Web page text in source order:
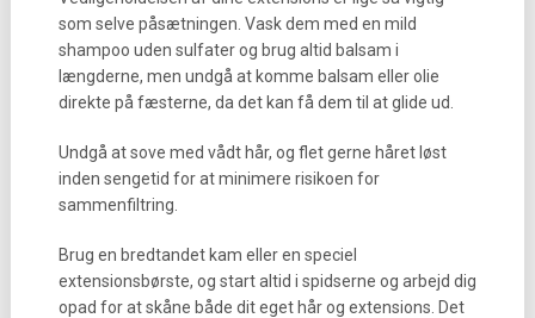
som selve påsætningen. Vask dem med en mild
shampoo uden sulfater og brug altid balsam i
længderne, men undgå at komme balsam eller olie
direkte på fæsterne, da det kan få dem til at glide ud.
Undgå at sove med vådt hår, og flet gerne håret løst
inden sengetid for at minimere risikoen for
sammenfiltring.
Brug en bredtandet kam eller en speciel
extensionsbørste, og start altid i spidserne og arbejd dig
opad for at skåne både dit eget hår og extensions. Det